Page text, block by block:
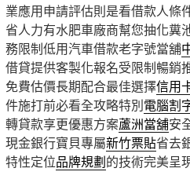
業應用申請評估則是看借款人條
省人力有水肥車廠商幫您抽化糞
務限制低用汽車借款老字號當舖
借貸提供客製化報名受限制暢銷
免費估價長期配合最佳選擇信用
件施打前必看全攻略特別電腦割
轉貸款享更優惠方案蘆洲當舖安
現金銀行寶貝專屬新竹票貼省去
特性定位品牌規劃的技術完美呈